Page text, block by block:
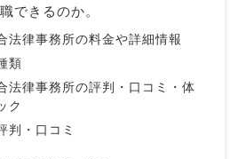
できるのか。
法律事務所の料金や詳細情報
類
法律事務所の評判・口コミ・体
ク
判・口コミ